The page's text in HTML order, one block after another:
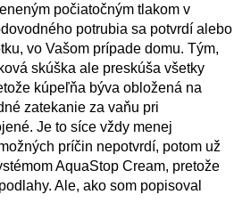
počiatočným tlakom v
potrubia sa potvrdí alebo
vo Vašom prípade domu. Tým,
skúška ale preskúša všetky
kúpeľňa býva obložená na
zatekanie za vaňu pri
Je to síce vždy menej
príčin nepotvrdí, potom už
AquaStop Cream, pretože
Ale, ako som popisoval